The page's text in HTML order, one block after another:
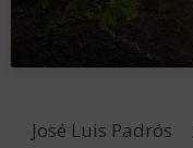
José Luis Padrós